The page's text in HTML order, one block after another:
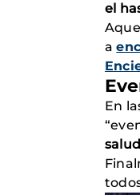
el
a
En